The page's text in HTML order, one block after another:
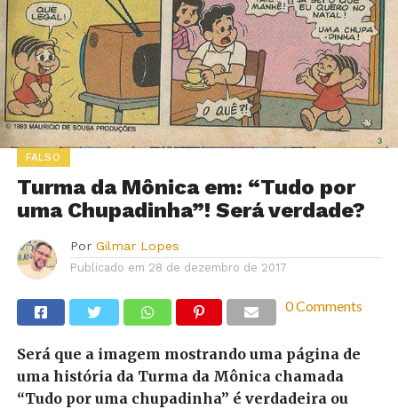
FALSO
Turma da Mônica em: “Tudo por
uma Chupadinha”! Será verdade?
Por Gilmar Lopes
Publicado em 28 de dezembro de 2017
0 Comments
Será que a imagem mostrando uma página de
uma história da Turma da Mônica chamada
“Tudo por uma chupadinha” é verdadeira ou